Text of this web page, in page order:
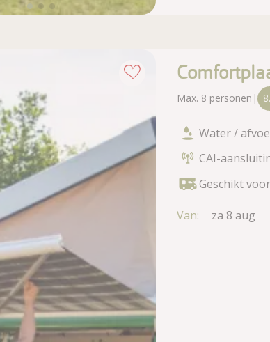
Max. 8 personen |
Water /
CAI-
Geschikt
Van: za 8 aug